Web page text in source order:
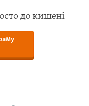
до кишені